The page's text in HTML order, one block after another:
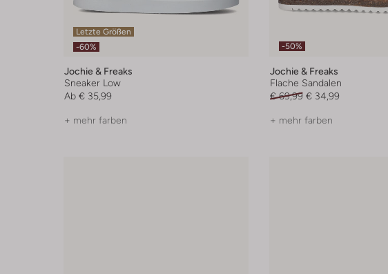
Letzte Größen
-60%
Jochie & Freaks
Sneaker Low
Ab € 35,99
+ mehr farben
-50%
Jochie & Freaks
Flache Sandalen
€ 69,99 € 34,99
+ mehr farben